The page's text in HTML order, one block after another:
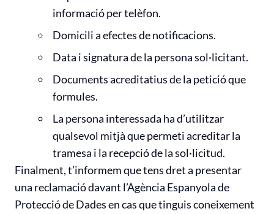
informació per telèfon.
Domicili a efectes de notificacions.
Data i signatura de la persona sol·licitant.
Documents acreditatius de la petició que
formules.
La persona interessada ha d’utilitzar
qualsevol mitjà que permeti acreditar la
tramesa i la recepció de la sol·licitud.
Finalment, t’informem que tens dret a presentar
una reclamació davant l’Agència Espanyola de
Protecció de Dades en cas que tinguis coneixement